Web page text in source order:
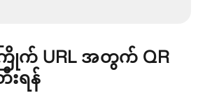
က် URL အတွက် QR
ရန်